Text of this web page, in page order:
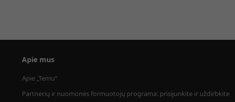
Apie mus
Apie „Temu“
Partnerių ir nuomonės formuotojų programa: prisijunkite ir uždirbkite